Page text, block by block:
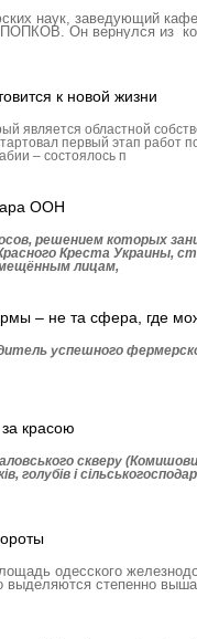
наук, заведующий
Он вернулся из
к новой жизни
является областной
первый этап работ
– состоялось п
ООН
решением которых
Креста Украины,
лицам,
– не та сфера, где
успешного
красою
скверу
голубів і
одесского
выделяются степенно